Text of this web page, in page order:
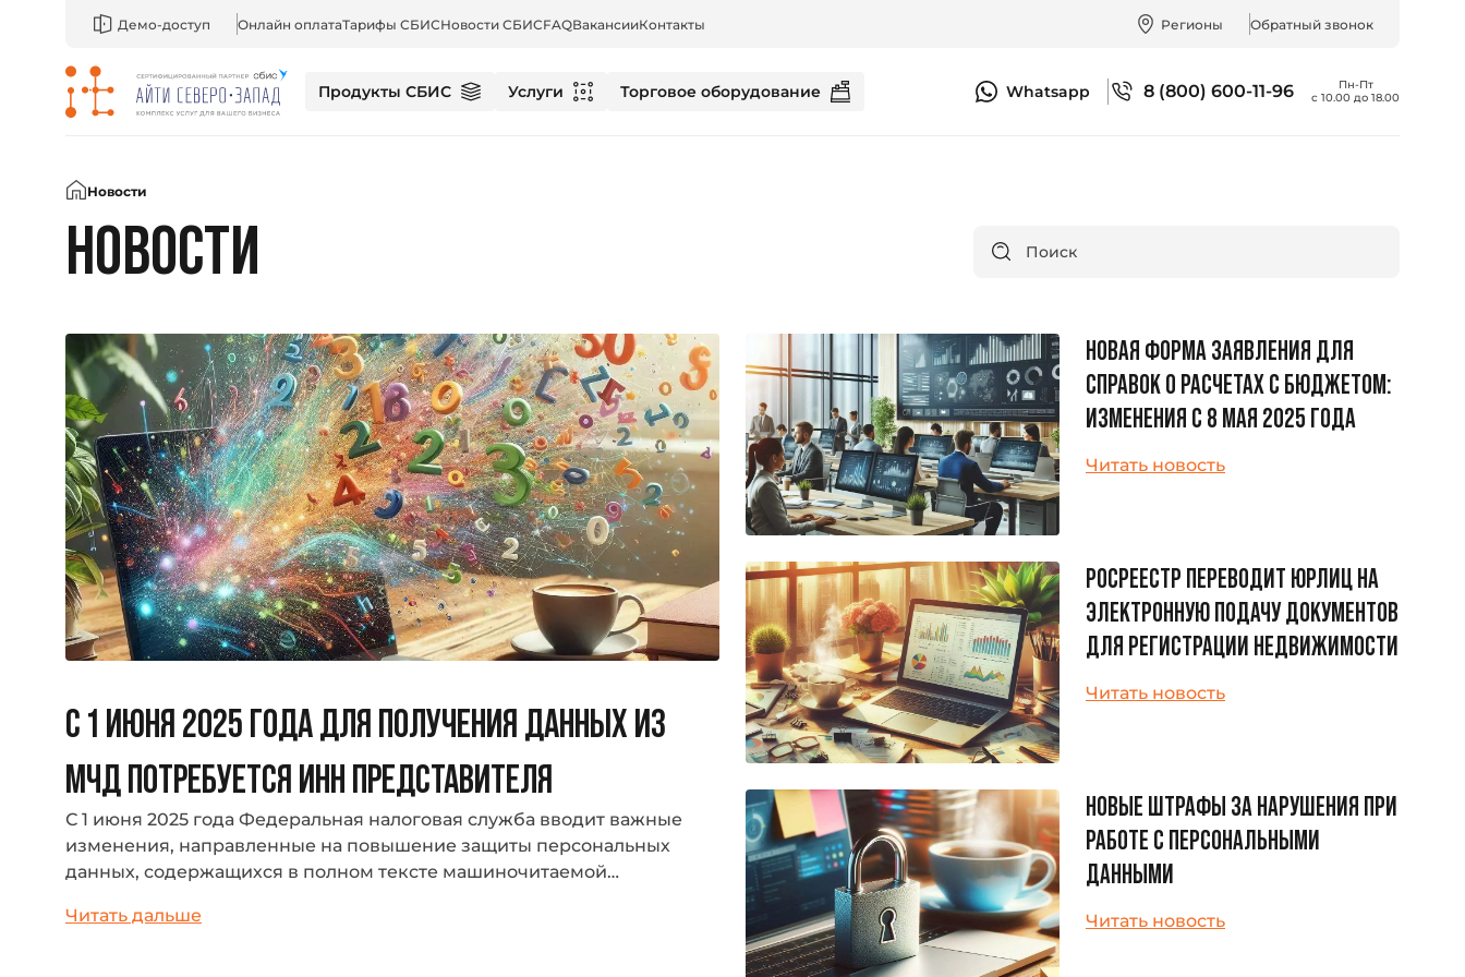
Демо-доступ Онлайн оплатаТарифы СБИСНовости СБИСFAQВакансииКонтакты Регионы Обратный звонок
Продукты СБИС Услуги Торговое оборудование Whatsapp 8 (800) 600-11-96
Пн-Пт
с 10.00 до 18.00
Главная
Новости
НОВОСТИ
С 1 ИЮНЯ 2025 ГОДА ДЛЯ ПОЛУЧЕНИЯ ДАННЫХ ИЗ
МЧД ПОТРЕБУЕТСЯ ИНН ПРЕДСТАВИТЕЛЯ
С 1 июня 2025 года Федеральная налоговая служба вводит важные
изменения, направленные на повышение защиты персональных
данных, содержащихся в полном тексте машиночитаемой
Читать дальше
НОВАЯ ФОРМА ЗАЯВЛЕНИЯ ДЛЯ
СПРАВОК О РАСЧЕТАХ С БЮДЖЕТОМ:
ИЗМЕНЕНИЯ С 8 МАЯ 2025 ГОДА
Читать новость
РОСРЕЕСТР ПЕРЕВОДИТ ЮРЛИЦ НА
ЭЛЕКТРОННУЮ ПОДАЧУ ДОКУМЕНТОВ
ДЛЯ РЕГИСТРАЦИИ НЕДВИЖИМОСТИ
Читать новость
НОВЫЕ ШТРАФЫ ЗА НАРУШЕНИЯ ПРИ
РАБОТЕ С ПЕРСОНАЛЬНЫМИ
ДАННЫМИ
Читать новость